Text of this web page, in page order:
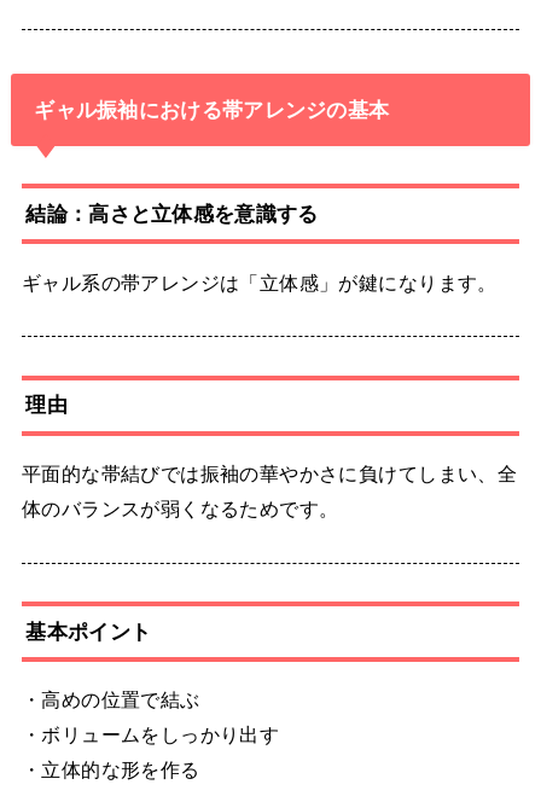
ギャル振袖における帯アレンジの基本
結論：高さと立体感を意識する
ギャル系の帯アレンジは「立体感」が鍵になります。
理由
平面的な帯結びでは振袖の華やかさに負けてしまい、全
体のバランスが弱くなるためです。
基本ポイント
・高めの位置で結ぶ
・ボリュームをしっかり出す
・立体的な形を作る